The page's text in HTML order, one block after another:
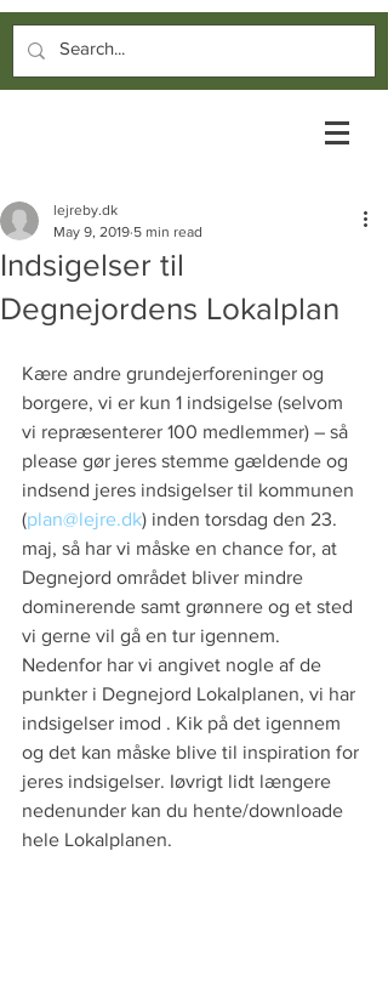
Indsigelser til
Degnejordens Lokalplan
lejreby.dk
May 9, 2019 5 min read
Kære andre grundejerforeninger og
borgere, vi er kun 1 indsigelse (selvom
vi repræsenterer 100 medlemmer) – så
please gør jeres stemme gældende og
indsend jeres indsigelser til kommunen
(plan@lejre.dk) inden torsdag den 23.
maj, så har vi måske en chance for, at
Degnejord området bliver mindre
dominerende samt grønnere og et sted
vi gerne vil gå en tur igennem.
Nedenfor har vi angivet nogle af de
punkter i Degnejord Lokalplanen, vi har
indsigelser imod . Kik på det igennem
og det kan måske blive til inspiration for
jeres indsigelser. Iøvrigt lidt længere
nedenunder kan du hente/downloade
hele Lokalplanen.